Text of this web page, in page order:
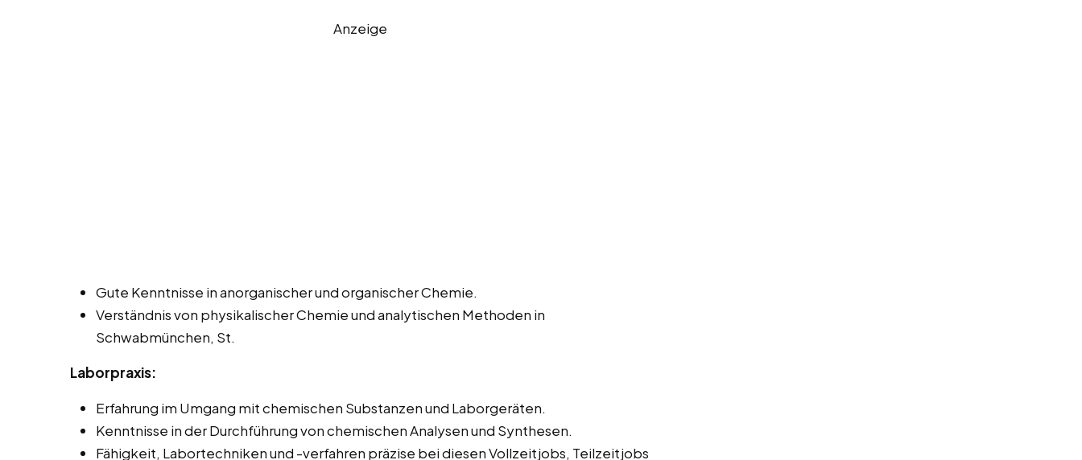
Anzeige
Gute Kenntnisse in anorganischer und organischer Chemie.
Verständnis von physikalischer Chemie und analytischen Methoden in
Schwabmünchen, St.
Laborpraxis:
Erfahrung im Umgang mit chemischen Substanzen und Laborgeräten.
Kenntnisse in der Durchführung von chemischen Analysen und Synthesen.
Fähigkeit, Labortechniken und -verfahren präzise bei diesen Vollzeitjobs, Teilzeitjobs